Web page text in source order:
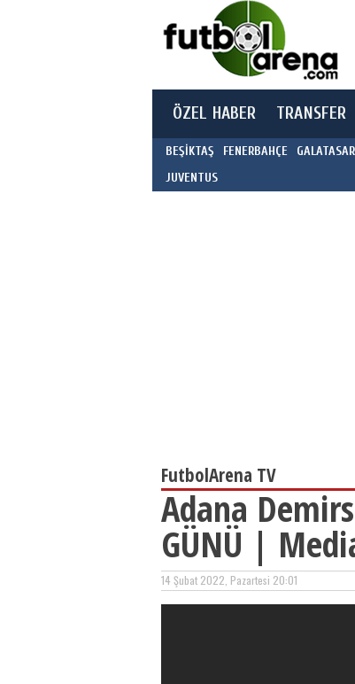
ÖZEL HABER TRANSFER
BEŞİKTAŞ FENERBAHÇE
JUVENTUS
FutbolArena TV
Adana
GÜNÜ |
14 Şubat 2022, Pazartesi 20:01